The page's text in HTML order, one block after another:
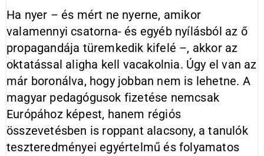
Ha nyer – és mért ne nyerne, amikor
valamennyi csatorna- és egyéb nyílásból az ő
propagandája türemkedik kifelé –, akkor az
oktatással aligha kell vacakolnia. Úgy el van az
már boronálva, hogy jobban nem is lehetne. A
magyar pedagógusok fizetése nemcsak
Európához képest, hanem régiós
összevetésben is roppant alacsony, a tanulók
teszteredményei egyértelmű és folyamatos